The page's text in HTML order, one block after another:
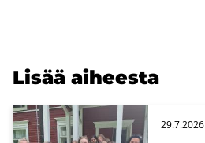
Lisää ai­hees­ta
29.7.2026